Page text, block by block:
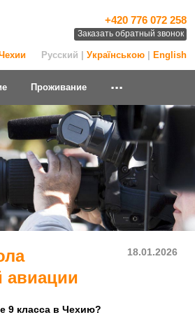
+420 776 072 258
Заказать обратный звонок
Русский | Українською English
Проживание ...
18.01.2026
авиации
9 класса в Чехию?